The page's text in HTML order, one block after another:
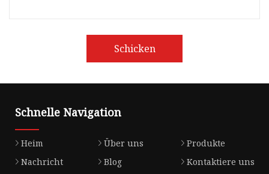
Schicken
Schnelle Navigation
Heim Über uns
Produkte
Nachricht
Blog
Kontaktiere uns